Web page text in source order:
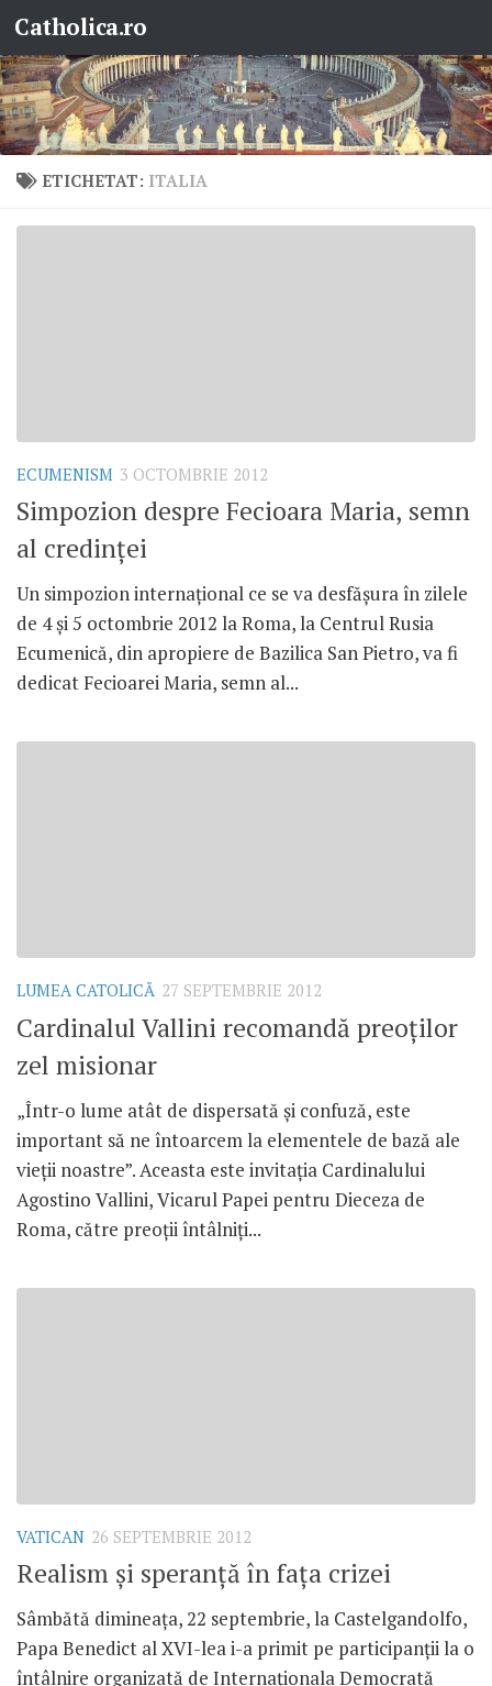
Skip to content
Catholica.ro
ETICHETAT: ITALIA
ECUMENISM 3 OCTOMBRIE 2012
Simpozion despre Fecioara Maria, semn
al credinţei
Un simpozion internaţional ce se va desfăşura în zilele
de 4 şi 5 octombrie 2012 la Roma, la Centrul Rusia
Ecumenică, din apropiere de Bazilica San Pietro, va fi
dedicat Fecioarei Maria, semn al...
LUMEA CATOLICĂ 27 SEPTEMBRIE 2012
Cardinalul Vallini recomandă preoţilor
zel misionar
„Într-o lume atât de dispersată şi confuză, este
important să ne întoarcem la elementele de bază ale
vieţii noastre”. Aceasta este invitaţia Cardinalului
Agostino Vallini, Vicarul Papei pentru Dieceza de
Roma, către preoţii întâlniţi...
VATICAN 26 SEPTEMBRIE 2012
Realism şi speranţă în faţa crizei
Sâmbătă dimineaţa, 22 septembrie, la Castelgandolfo,
Papa Benedict al XVI-lea i-a primit pe participanţii la o
întâlnire organizată de Internaţionala Democrată